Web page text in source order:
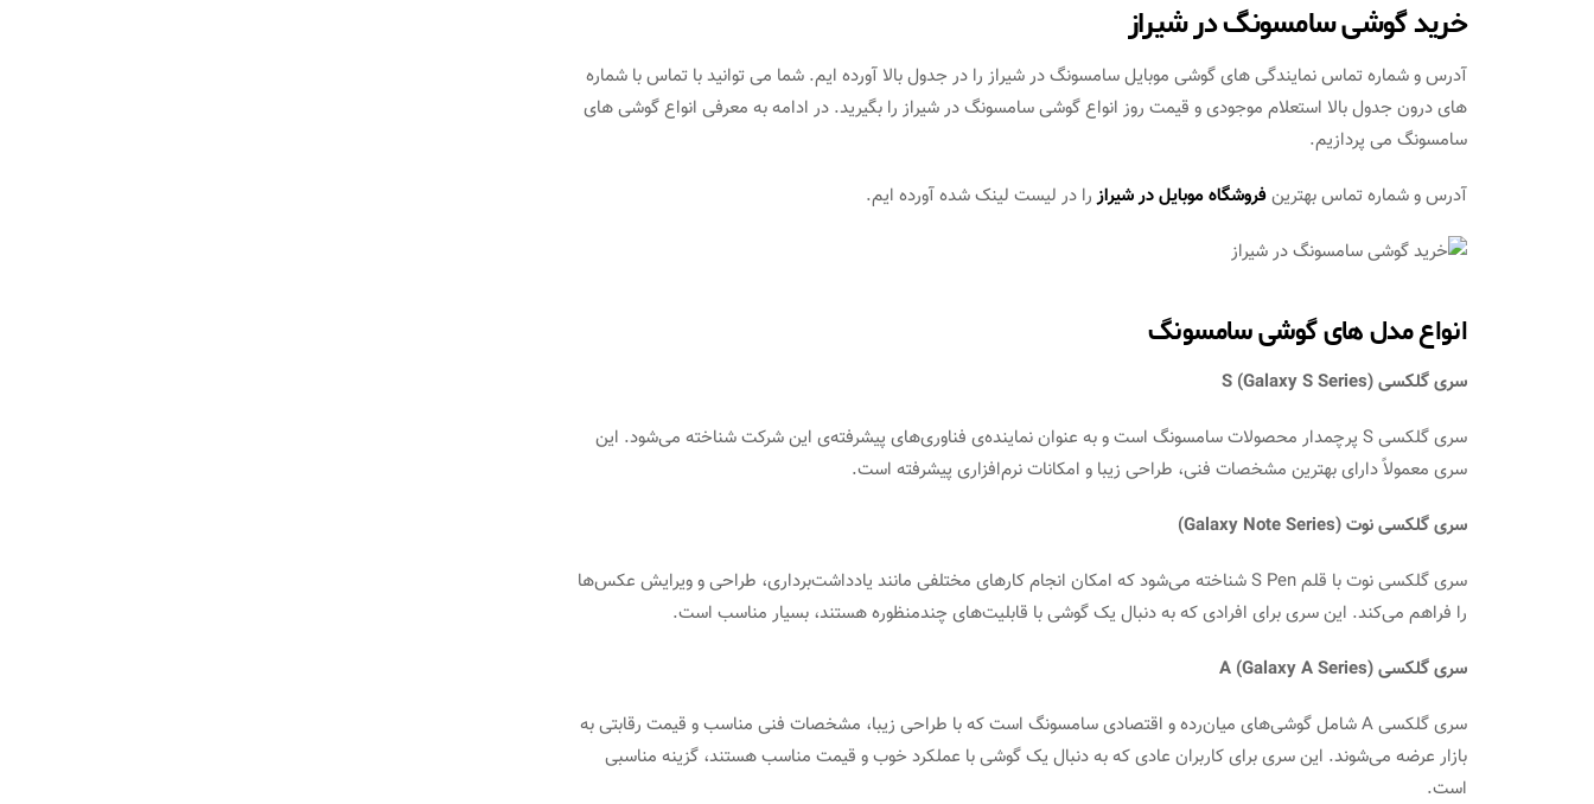
خرید گوشی سامسونگ در شیراز
آدرس و شماره تماس نمایندگی های گوشی موبایل سامسونگ در شیراز را در جدول بالا آورده ایم. شما می توانید با تماس با شماره
های درون جدول بالا استعلام موجودی و قیمت روز انواع گوشی سامسونگ در شیراز را بگیرید. در ادامه به معرفی انواع گوشی های
سامسونگ می پردازیم.
آدرس و شماره تماس بهترینفروشگاه موبایل در شیرازرا در لیست لینک شده آورده ایم.
انواع مدل های گوشی سامسونگ
سری گلکسی S (Galaxy S Series)
سری گلکسی S پرچمدار محصولات سامسونگ است و به عنوان نماینده‌ی فناوری‌های پیشرفته‌ی این شرکت شناخته می‌شود. این
سری معمولاً دارای بهترین مشخصات فنی، طراحی زیبا و امکانات نرم‌افزاری پیشرفته است.
سری گلکسی نوت (Galaxy Note Series)
سری گلکسی نوت با قلم S Pen شناخته می‌شود که امکان انجام کارهای مختلفی مانند یادداشت‌برداری، طراحی و ویرایش عکس‌ها
را فراهم می‌کند. این سری برای افرادی که به دنبال یک گوشی با قابلیت‌های چندمنظوره هستند، بسیار مناسب است.
سری گلکسی A (Galaxy A Series)
سری گلکسی A شامل گوشی‌های میان‌رده و اقتصادی سامسونگ است که با طراحی زیبا، مشخصات فنی مناسب و قیمت رقابتی به
بازار عرضه می‌شوند. این سری برای کاربران عادی که به دنبال یک گوشی با عملکرد خوب و قیمت مناسب هستند، گزینه مناسبی
است.